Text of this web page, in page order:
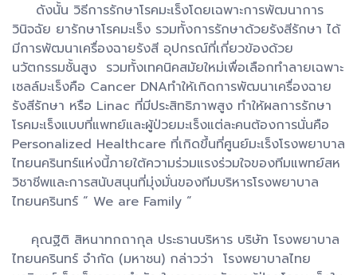
ดังนั้น วิธีการรักษาโรคมะเร็งโดยเฉพาะการพัฒนาการ
วินิจฉัย ยารักษาโรคมะเร็ง รวมทั้งการรักษาด้วยรังสีรักษา ได้
มีการพัฒนาเครื่องฉายรังสี อุปกรณ์ที่เกี่ยวข้องด้วย
นวัตกรรมชั้นสูง รวมทั้งเทคนิคสมัยใหม่เพื่อเลือกทำลายเฉพาะ
เซลล์มะเร็งคือ Cancer DNAทำให้เกิดการพัฒนาเครื่องฉาย
รังสีรักษา หรือ Linac ที่มีประสิทธิภาพสูง ทำให้ผลการรักษา
โรคมะเร็งแบบที่แพทย์และผู้ป่วยมะเร็งแต่ละคนต้องการนั่นคือ
Personalized Healthcare ที่เกิดขึ้นที่ศูนย์มะเร็งโรงพยาบาล
ไทยนครินทร์แห่งนี้ภายใต้ความร่วมแรงร่วมใจของทีมแพทย์สห
วิชาชีพและการสนับสนุนที่มุ่งมั่นของทีมบริหารโรงพยาบาล
ไทยนครินทร์ “ We are Family “
คุณฐิติ สิหนาทกถากุล ประธานบริหาร บริษัท โรงพยาบาล
ไทยนครินทร์ จำกัด (มหาชน) กล่าวว่า โรงพยาบาลไทย